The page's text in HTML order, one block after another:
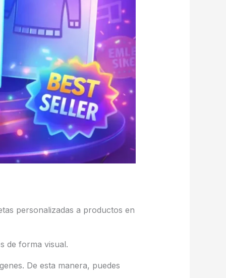
personalizadas a productos en
de forma visual.
De esta manera, puedes